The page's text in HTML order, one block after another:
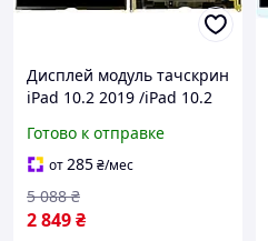
Дисплей модуль тачскрин
iPad 10.2 2019 /iPad 10.2
оригинал PRC
Готово к отправке
от285₴/мес
2 849₴
5 088 ₴